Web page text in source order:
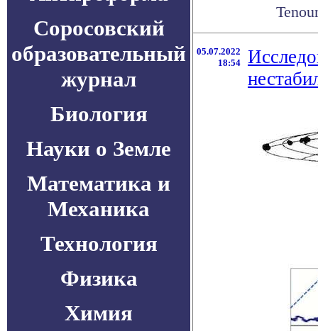
Соросовский
образовательный
журнал
Биология
Науки о Земле
Математика и
Механика
Технология
Физика
Химия
05.07.2022
18:54